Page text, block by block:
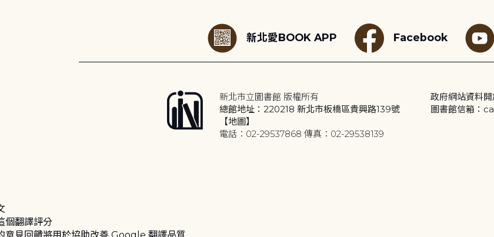
新北愛BOOK APP Facebook
新北市立圖書館 版權所有
總館地址：220218 新北市板橋區貴興路139號
【地圖】
電話：02-29537868 傳真：02-29538139
政府網站資料
圖書館信箱：
個翻譯評分